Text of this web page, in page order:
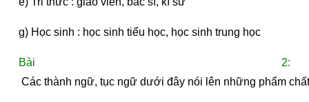
g) Học sinh : học sinh tiểu học, học sinh trung học
Bài 2:
Các thành ngữ, tục ngữ dưới đây nói lên những phẩm